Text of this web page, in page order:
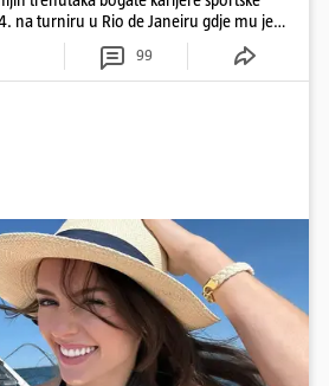
na turniru u Rio de Janeiru gdje mu je
iza klupe
99